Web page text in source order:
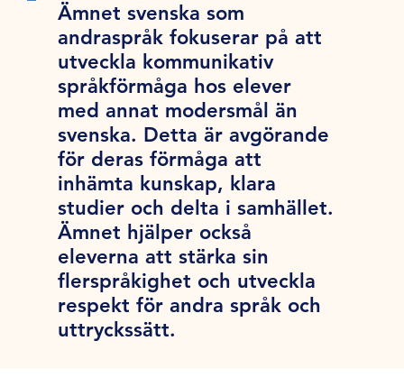
Ämnet svenska som
andraspråk fokuserar på att
utveckla kommunikativ
språkförmåga hos elever
med annat modersmål än
svenska. Detta är avgörande
för deras förmåga att
inhämta kunskap, klara
studier och delta i samhället.
Ämnet hjälper också
eleverna att stärka sin
flerspråkighet och utveckla
respekt för andra språk och
uttryckssätt.